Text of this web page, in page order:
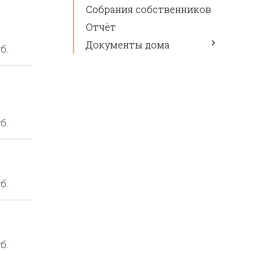
Собрания собственников
Отчёт
Документы дома